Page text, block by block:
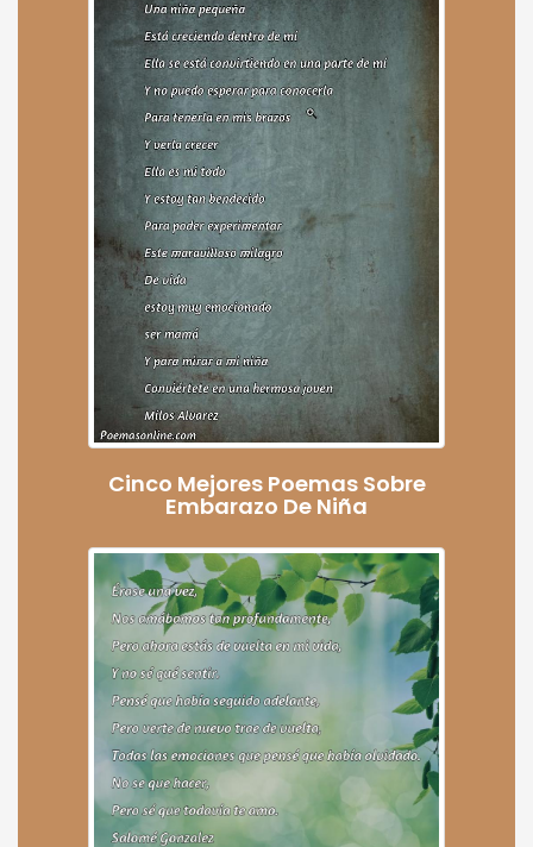
Cinco Mejores Poemas Sobre
Embarazo De Niña